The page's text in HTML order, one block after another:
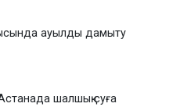
ауылды дамыту
шалшық суға